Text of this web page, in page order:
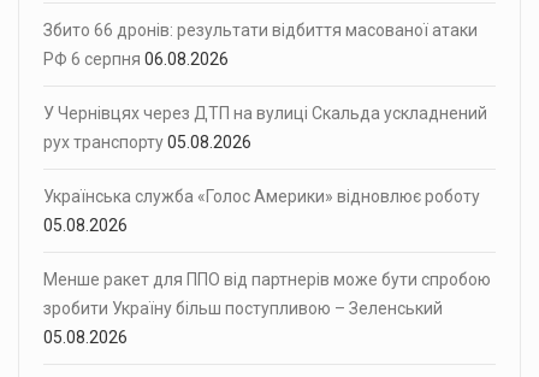
Збито 66 дронів: результати відбиття масованої атаки
РФ 6 серпня 06.08.2026
У Чернівцях через ДТП на вулиці Скальда ускладнений
рух транспорту05.08.2026
Українська служба «Голос Америки» відновлює роботу
05.08.2026
Менше ракет для ППО від партнерів може бути спробою
зробити Україну більш поступливою – Зеленський
05.08.2026